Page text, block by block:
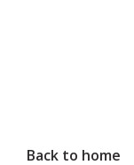
Back to home